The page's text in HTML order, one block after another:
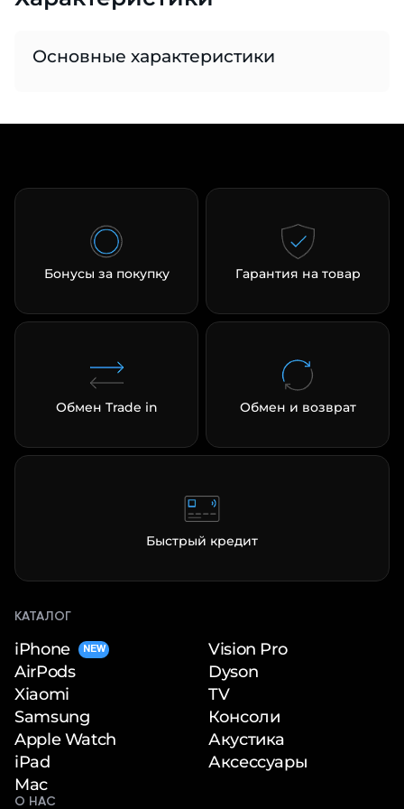
Основные характеристики
Бонусы за покупку Гарантия на товар
Обмен Trade in Обмен и возврат
Быстрый кредит
КАТАЛОГ
iPhone NEW
AirPods
Xiaomi
Samsung
Apple Watch
iPad
Mac
Vision Pro
Dyson
TV
Консоли
Акустика
Аксессуары
О НАС